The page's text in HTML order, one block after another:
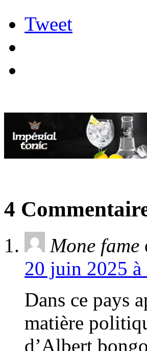
Tweet
4
Mone fame
20 juin 2025
Dans ce pays
matière
d’Albert